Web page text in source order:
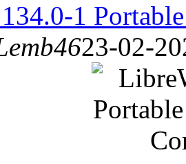
1
23-02-